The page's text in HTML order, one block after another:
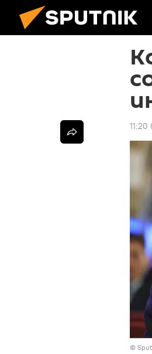
11:20
©